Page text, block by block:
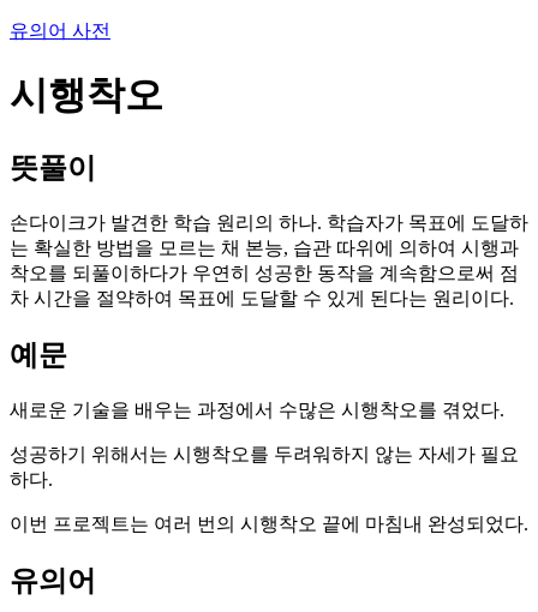
유의어 사전
시행착오
뜻풀이
손다이크가 발견한 학습 원리의 하나. 학습자가 목표에 도달하
는 확실한 방법을 모르는 채 본능, 습관 따위에 의하여 시행과
착오를 되풀이하다가 우연히 성공한 동작을 계속함으로써 점
차 시간을 절약하여 목표에 도달할 수 있게 된다는 원리이다.
예문
새로운 기술을 배우는 과정에서 수많은 시행착오를 겪었다.
성공하기 위해서는 시행착오를 두려워하지 않는 자세가 필요
하다.
이번 프로젝트는 여러 번의 시행착오 끝에 마침내 완성되었다.
유의어